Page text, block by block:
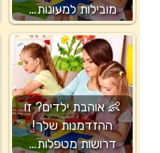
מובילות למעונות…
👶 אוהבת ילדים? זו
ההזדמנות שלך!
דרושות מטפלות…